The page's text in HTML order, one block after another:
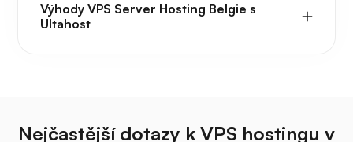
Výhody VPS Server Hosting Belgie s
Ultahost
Nejčastější dotazy k VPS hostingu v